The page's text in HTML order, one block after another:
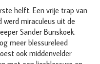
helft. Een vrije trap van
werd miraculeus uit de
Sander Bunskoek.
meer blessureleed
ook middenvelder